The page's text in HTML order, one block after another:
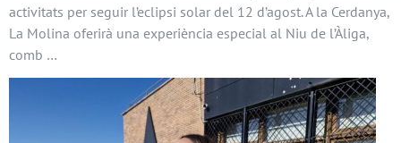
activitats per seguir l’eclipsi solar del 12 d’agost. A la Cerdanya,
La Molina oferirà una experiència especial al Niu de l’Àliga,
comb …